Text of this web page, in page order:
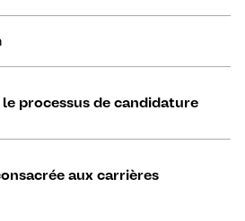
processus de candidature
aux carrières